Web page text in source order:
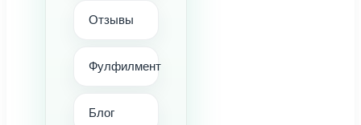
Отзывы
Фулфилмент
Блог